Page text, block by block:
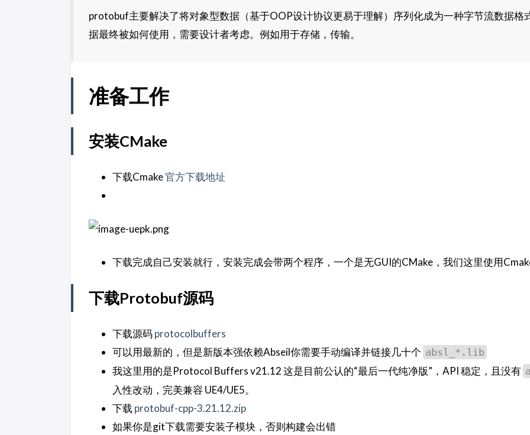
protobuf主要解决了将对象型数据（基于OOP设计协议更易于理解）序列化成为一种字节流数据格
据最终被如何使用，需要设计者考虑。例如用于存储，传输。
准备工作
安装CMake
下载Cmake官方下载地址
下载完成自己安装就行，安装完成会带两个程序，一个是无GUI的CMake，我们这里使用
下载Protobuf源码
下载源码protocolbuffers
可以用最新的，但是新版本强依赖Abseil你需要手动编译并链接几十个 absl_*.lib
我这里用的是Protocol Buffers v21.12 这是目前公认的“最后一代纯净版”，API 稳定，且没有
入性改动，完美兼容 UE4/UE5。
下载 protobuf-cpp-3.21.12.zip
如果你是git下载需要安装子模块，否则构建会出错